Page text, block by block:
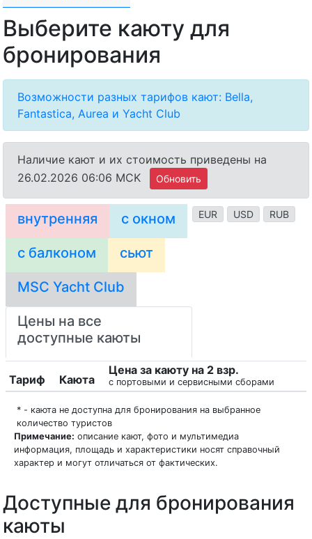
Выберите каюту для
бронирования
Возможности разных тарифов кают: Bella,
Fantastica, Aurea и Yacht Club
Наличие кают и их стоимость приведены на
26.02.2026 06:06 MCK
Обновить
EUR USD RUB
внутренняя с окном
с балконом сьют
MSC Yacht Club
Цены на все
доступные каюты
Тариф Каюта
Цена за каюту на 2 взр.
с портовыми и сервисными сборами
* - каюта не доступна для бронирования на выбранное
количество туристов
Примечание: описание кают, фото и мультимедиа
информация, площадь и характеристики носят справочный
характер и могут отличаться от фактических.
Доступные для бронирования
каюты